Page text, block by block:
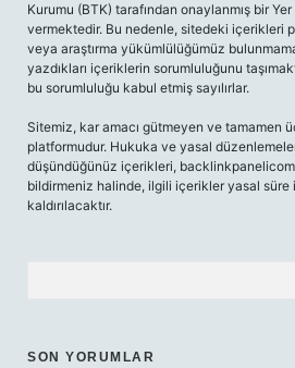
Kurumu (BTK) tarafından onaylanmış bir
vermektedir. Bu nedenle, sitedeki içerikleri
veya araştırma yükümlülüğümüz
yazdıkları içeriklerin sorumluluğunu
bu sorumluluğu kabul etmiş sayılırlar.
Sitemiz, kar amacı gütmeyen ve tamamen
platformudur. Hukuka ve yasal
düşündüğünüz içerikleri,
bildirmeniz halinde, ilgili içerikler yasal süre
kaldırılacaktır.
SON YORUMLAR